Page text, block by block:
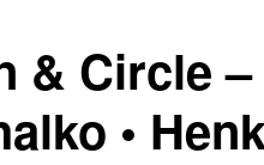
& Circle –
•